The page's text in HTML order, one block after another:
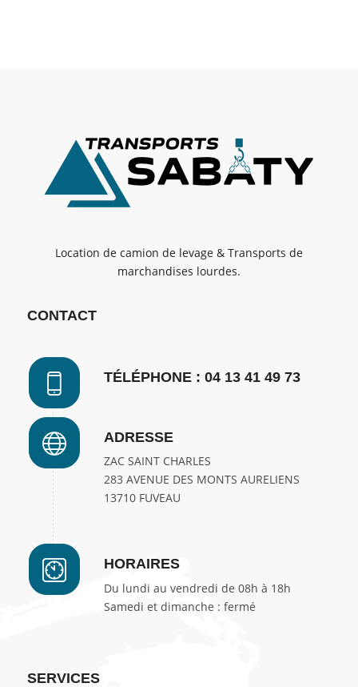
Location de camion de levage & Transports de
marchandises lourdes.
CONTACT
TÉLÉPHONE : 04 13 41 49 73
ADRESSE
ZAC SAINT CHARLES
283 AVENUE DES MONTS AURELIENS
13710 FUVEAU
HORAIRES
Du lundi au vendredi de 08h à 18h
Samedi et dimanche : fermé
SERVICES